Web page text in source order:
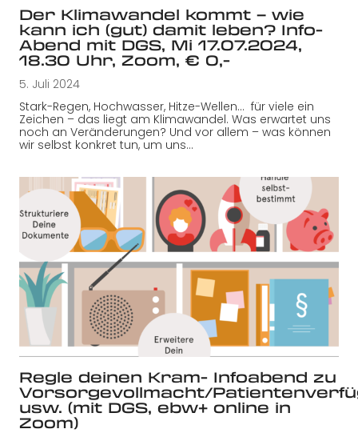
Der Klimawandel kommt – wie
kann ich (gut) damit leben? Info-
Abend mit DGS, Mi 17.07.2024,
18.30 Uhr, Zoom, € 0,-
5. Juli 2024
Stark-Regen, Hochwasser, Hitze-Wellen… für viele ein
Zeichen – das liegt am Klimawandel. Was erwartet uns
noch an Veränderungen? Und vor allem – was können
wir selbst konkret tun, um uns…
Regle deinen Kram- Infoabend zu
Vorsorgevollmacht/
usw. (mit DGS, ebw+ online in
Zoom)